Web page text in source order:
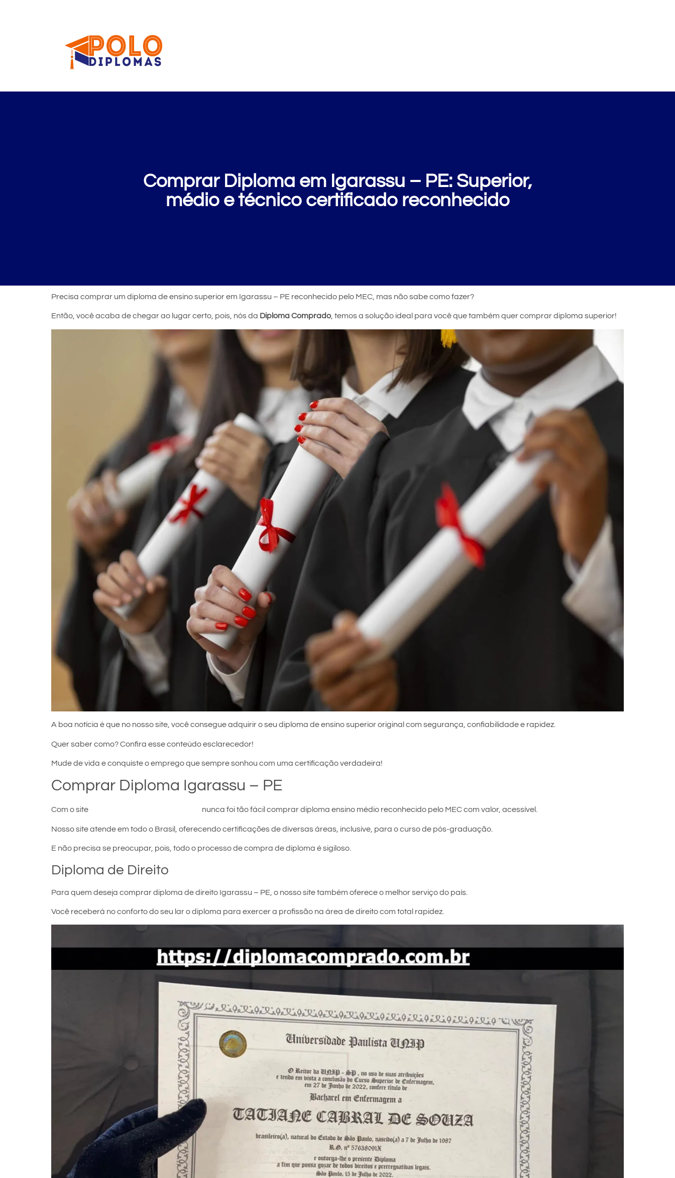
Comprar Diploma em Igarassu – PE: Superior,
médio e técnico certificado reconhecido
Precisa comprar um diploma de ensino superior em Igarassu – PE reconhecido pelo MEC, mas não sabe como fazer?
Então, você acaba de chegar ao lugar certo, pois, nós da Diploma Comprado, temos a solução ideal para você que também quer comprar diploma superior!
A boa notícia é que no nosso site, você consegue adquirir o seu diploma de ensino superior original com segurança, confiabilidade e rapidez.
Quer saber como? Confira esse conteúdo esclarecedor!
Mude de vida e conquiste o emprego que sempre sonhou com uma certificação verdadeira!
Comprar Diploma Igarassu – PE
Com o site nunca foi tão fácil comprar diploma ensino médio reconhecido pelo MEC com valor, acessível.
Nosso site atende em todo o Brasil, oferecendo certificações de diversas áreas, inclusive, para o curso de pós-graduação.
E não precisa se preocupar, pois, todo o processo de compra de diploma é sigiloso.
Diploma de Direito
Para quem deseja comprar diploma de direito Igarassu – PE, o nosso site também oferece o melhor serviço do país.
Você receberá no conforto do seu lar o diploma para exercer a profissão na área de direito com total rapidez.